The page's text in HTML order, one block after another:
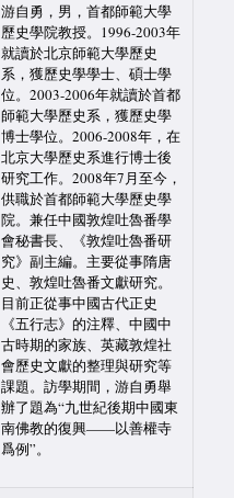
游自勇，男，首都師範大學
歷史學院教授。1996-2003年
就讀於北京師範大學歷史
系，獲歷史學學士、碩士學
位。2003-2006年就讀於首都
師範大學歷史系，獲歷史學
博士學位。2006-2008年，在
北京大學歷史系進行博士後
研究工作。2008年7月至今，
供職於首都師範大學歷史學
院。兼任中國敦煌吐魯番學
會秘書長、《敦煌吐魯番研
究》副主編。主要從事隋唐
史、敦煌吐魯番文獻研究。
目前正從事中國古代正史
《五行志》的注釋、中國中
古時期的家族、英藏敦煌社
會歷史文獻的整理與研究等
課題。訪學期間，游自勇舉
辦了題為“九世紀後期中國東
南佛教的復興——以善權寺
爲例”。